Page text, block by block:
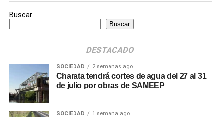
Buscar
Buscar
DESTACADO
SOCIEDAD 2 semanas ago
Charata tendrá cortes de agua del 27 al 31
de julio por obras de SAMEEP
SOCIEDAD 1 semana ago